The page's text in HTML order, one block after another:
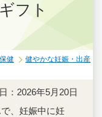
フト
保健
健やかな妊娠・出産
：2026年5月20日
、妊娠中に妊